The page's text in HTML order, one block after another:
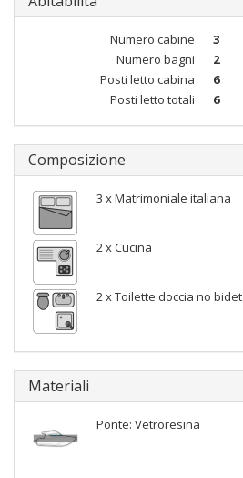
Numero cabine
3
Numero bagni
2
Posti letto cabina
6
Posti letto totali
6
Composizione
3 x Matrimoniale italiana
2 x Cucina
2 x Toilette doccia no bidet
Materiali
Ponte: Vetroresina